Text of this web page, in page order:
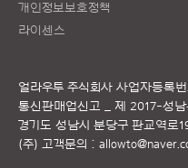
개인정보보호정책
라이센스
얼라우투 주식회사 사업자등록
통신판매업신고 _ 제 2017-성
경기도 성남시 분당구 판교역로
(주) 고객문의 :